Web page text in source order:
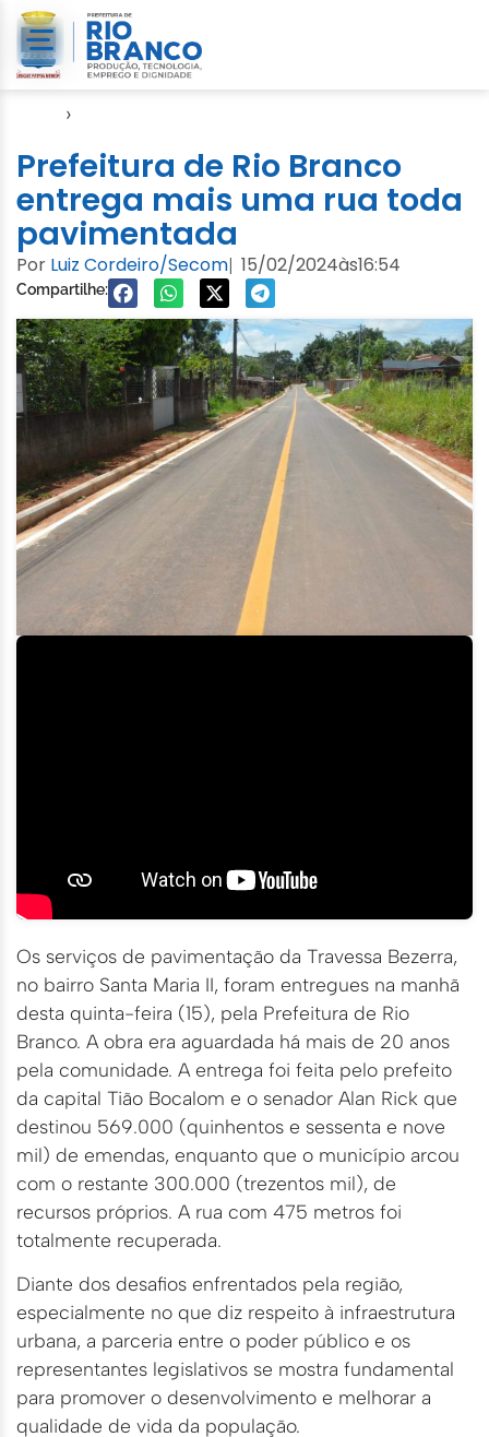
›
Prefeitura de Rio Branco
entrega mais uma rua toda
pavimentada
Por Luiz Cordeiro/Secom| 15/02/2024às16:54
Compartilhe:
Os serviços de pavimentação da Travessa Bezerra,
no bairro Santa Maria II, foram entregues na manhã
desta quinta-feira (15), pela Prefeitura de Rio
Branco. A obra era aguardada há mais de 20 anos
pela comunidade. A entrega foi feita pelo prefeito
da capital Tião Bocalom e o senador Alan Rick que
destinou 569.000 (quinhentos e sessenta e nove
mil) de emendas, enquanto que o município arcou
com o restante 300.000 (trezentos mil), de
recursos próprios. A rua com 475 metros foi
totalmente recuperada.
Diante dos desafios enfrentados pela região,
especialmente no que diz respeito à infraestrutura
urbana, a parceria entre o poder público e os
representantes legislativos se mostra fundamental
para promover o desenvolvimento e melhorar a
qualidade de vida da população.